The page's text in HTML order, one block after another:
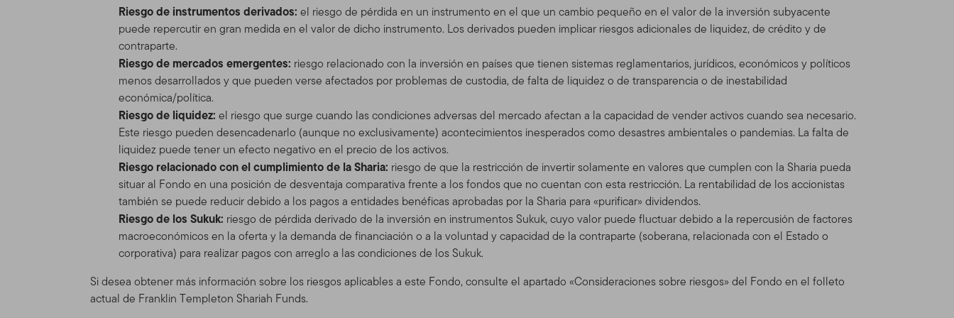
Riesgo de instrumentos derivados: el riesgo de pérdida en un instrumento en el que un cambio pequeño en el valor de la inversión subyacente
puede repercutir en gran medida en el valor de dicho instrumento. Los derivados pueden implicar riesgos adicionales de liquidez, de crédito y de
contraparte.
Riesgo de mercados emergentes: riesgo relacionado con la inversión en países que tienen sistemas reglamentarios, jurídicos, económicos y políticos
menos desarrollados y que pueden verse afectados por problemas de custodia, de falta de liquidez o de transparencia o de inestabilidad
económica/política.
Riesgo de liquidez:el riesgo que surge cuando las condiciones adversas del mercado afectan a la capacidad de vender activos cuando sea necesario.
Este riesgo pueden desencadenarlo (aunque no exclusivamente) acontecimientos inesperados como desastres ambientales o pandemias. La falta de
liquidez puede tener un efecto negativo en el precio de los activos.
Riesgo relacionado con el cumplimiento de la Sharia: riesgo de que la restricción de invertir solamente en valores que cumplen con la Sharia pueda
situar al Fondo en una posición de desventaja comparativa frente a los fondos que no cuentan con esta restricción. La rentabilidad de los accionistas
también se puede reducir debido a los pagos a entidades benéficas aprobadas por la Sharia para «purificar» dividendos.
Riesgo de los Sukuk: riesgo de pérdida derivado de la inversión en instrumentos Sukuk, cuyo valor puede fluctuar debido a la repercusión de factores
macroeconómicos en la oferta y la demanda de financiación o a la voluntad y capacidad de la contraparte (soberana, relacionada con el Estado o
corporativa) para realizar pagos con arreglo a las condiciones de los Sukuk.
Si desea obtener más información sobre los riesgos aplicables a este Fondo, consulte el apartado «Consideraciones sobre riesgos» del Fondo en el folleto
actual de Franklin Templeton Shariah Funds.
herramientas e informaciones disponibles en el este Sitio. El uso que usted realice de este Sitio está regulado por la
versión de las Condiciones de Uso en vigor en la fecha en que usted accede al Sitio. Hacemos reserva del derecho de
se mostrará en la Tabla de Contenidos. Si usted utiliza el Sitio después de que se han enviado las Condiciones de Uso
actualizadas, se verá sujeto a las Condiciones de Uso con la actualización.
Espónsor del Sitio
El Sitio se provee como un servicio y para propósitos informativos solamente, por Templeton Global Advisors
Distributors, Ltd. (“TGAL”) (En adelante, " TGAL" o "nosotros") –no está provisto por los fondos Franklin Templeton (en
adelante "Fondo(s)"). Franklin Resources, Inc. [NYSE: BEN] es una organización global de inversiones operando como
Franklin Templeton Investments. A través de varias entidades, Franklin Templeton Investments provee servicios de
inversión, de accionista y de distribución tanto globales como en Estados Unidos a los Fondos Franklin, Templeton y
Franklin Mutual Series y a cuentas institucionales, al igual que servicios de cuentas internacionales separadas.
Información para ciertos corredores calificados, asesores
profesionales e inversionistas